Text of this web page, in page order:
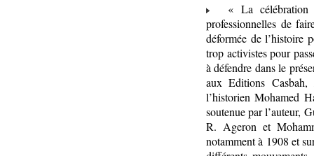
« La célébration
professionnelles de
déformée de l’histoire
trop activistes pour
à défendre dans le
aux Editions Casbah,
l’historien Mohamed
soutenue par l’auteur,
R. Ageron et
notamment à 1908 et